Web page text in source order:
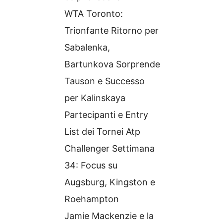
WTA Toronto:
Trionfante Ritorno per
Sabalenka,
Bartunkova Sorprende
Tauson e Successo
per Kalinskaya
Partecipanti e Entry
List dei Tornei Atp
Challenger Settimana
34: Focus su
Augsburg, Kingston e
Roehampton
Jamie Mackenzie e la